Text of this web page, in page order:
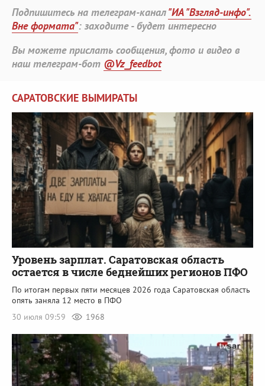
Подпишитесь на телеграм-канал"ИА "Взгляд-инфо".
Вне формата": заходите - будет интересно
Вы можете прислать сообщения, фото и видео в
наш телеграм-бот @Vz_feedbot
САРАТОВСКИЕ ВЫМИРАТЫ
Уровень зарплат. Саратовская область
остается в числе беднейших регионов ПФО
По итогам первых пяти месяцев 2026 года Саратовская область
опять заняла 12 место в ПФО
30 июля 09:59
1968